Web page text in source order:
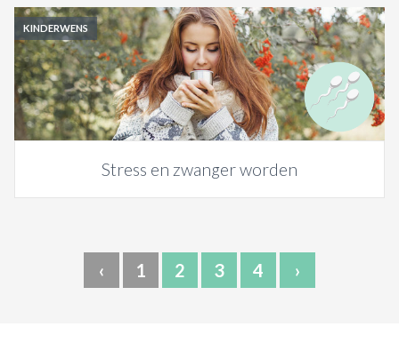
KINDERWENS
Stress en zwanger worden
‹ 1 2 3 4 ›